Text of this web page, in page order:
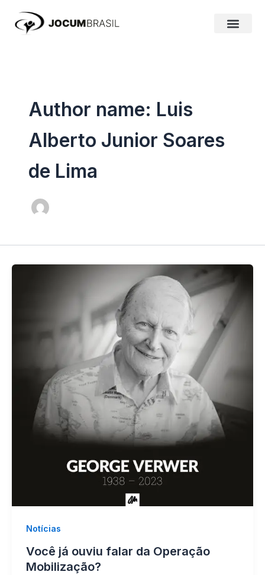
para
Author name: Luis
Alberto Junior Soares
de Lima
Notícias
Você já ouviu falar da Operação
Mobilização?